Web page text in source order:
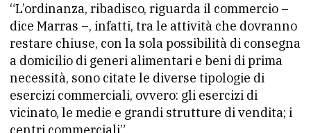
“L’ordinanza, ribadisco, riguarda il commercio –
dice Marras –, infatti, tra le attività che dovranno
restare chiuse, con la sola possibilità di consegna
a domicilio di generi alimentari e beni di prima
necessità, sono citate le diverse tipologie di
esercizi commerciali, ovvero: gli esercizi di
vicinato, le medie e grandi strutture di vendita; i